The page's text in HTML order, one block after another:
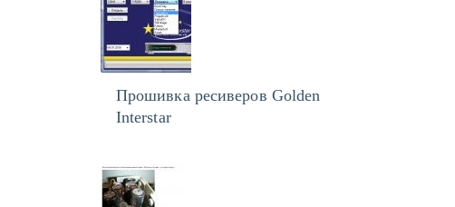
Прошивка ресиверов Golden
Interstar